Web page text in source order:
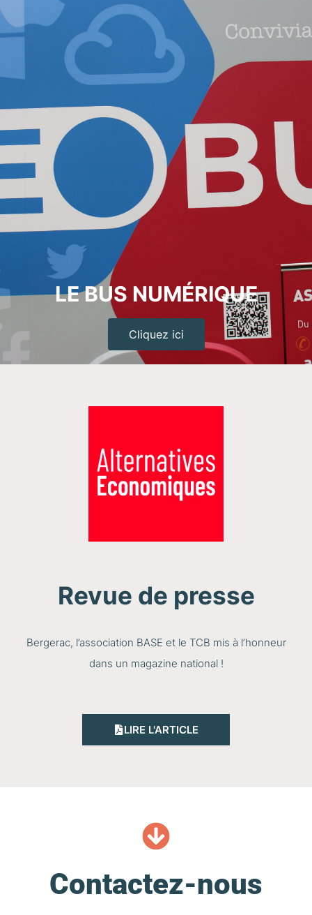
LE BUS NUMÉRIQUE
Cliquez ici
Revue de presse
Bergerac, l’association BASE et le TCB mis à l’honneur
dans un magazine national !
LIRE L'ARTICLE
Contactez-nous